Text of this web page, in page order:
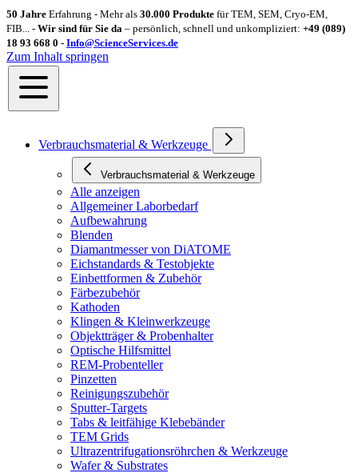
50 Jahre Erfahrung - Mehr als 30.000 Produkte für TEM, SEM, Cryo-EM,
FIB... - Wir sind für Sie da – persönlich, schnell und unkompliziert: +49 (089)
18 93 668 0 - Info@ScienceServices.de
Zum Inhalt springen
Verbrauchsmaterial & Werkzeuge
Verbrauchsmaterial & Werkzeuge
Alle anzeigen
Allgemeiner Laborbedarf
Aufbewahrung
Blenden
Diamantmesser von DiATOME
Eichstandards & Testobjekte
Einbettformen & Zubehör
Färbezubehör
Kathoden
Klingen & Kleinwerkzeuge
Objektträger & Probenhalter
Optische Hilfsmittel
REM-Probenteller
Pinzetten
Reinigungszubehör
Sputter-Targets
Tabs & leitfähige Klebebänder
TEM Grids
Ultrazentrifugationsröhrchen & Werkzeuge
Wafer & Substrates